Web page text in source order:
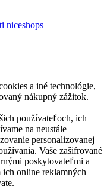
niceshops
a iné technológie,
nákupný zážitok.
používateľoch, ich
na neustále
personalizovanej
Vaše zašifrované
poskytovateľmi a
online reklamných